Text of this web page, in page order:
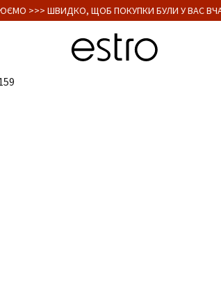
>>> ШВИДКО, ЩОБ ПОКУПКИ БУЛИ У ВАС